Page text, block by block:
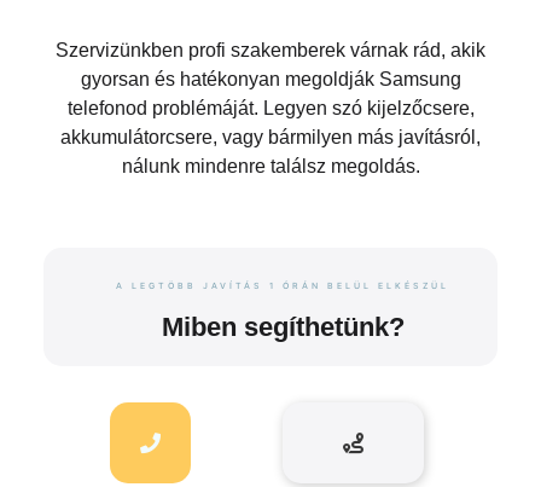
Szervizünkben profi szakemberek várnak rád, akik
gyorsan és hatékonyan megoldják Samsung
telefonod problémáját. Legyen szó kijelzőcsere,
akkumulátorcsere, vagy bármilyen más javításról,
nálunk mindenre találsz megoldás.
A LEGTÖBB JAVÍTÁS 1 ÓRÁN BELÜL ELKÉSZÜL
Miben segíthetünk?